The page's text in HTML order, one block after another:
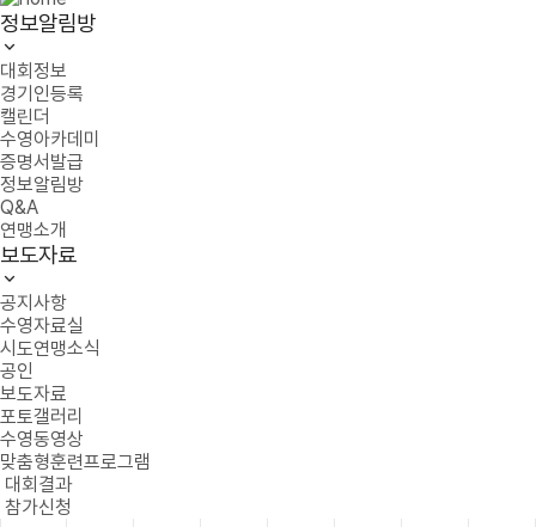
정보알림방
대회정보
경기인등록
캘린더
수영아카데미
증명서발급
정보알림방
Q&A
연맹소개
보도자료
공지사항
수영자료실
시도연맹소식
공인
보도자료
포토갤러리
수영동영상
맞춤형훈련프로그램
대회결과
참가신청